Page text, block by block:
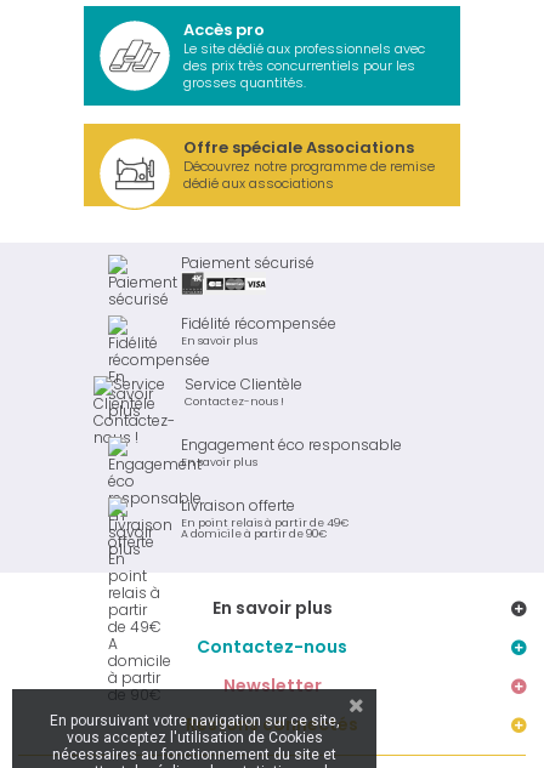
Accès pro
Le site dédié aux professionnels avec
des prix très concurrentiels pour les
grosses quantités.
Offre spéciale Associations
Découvrez notre programme de remise
dédié aux associations
Paiement sécurisé
Fidélité récompensée
En savoir plus
Service Clientèle
Contactez-nous !
Engagement éco responsable
En savoir plus
Livraison offerte
En point relais à partir de 49€
A domicile à partir de 90€
En savoir plus
Contactez-nous
Newsletter
Restons connectés
En poursuivant votre navigation sur ce site,
vous acceptez l'utilisation de Cookies
nécessaires au fonctionnement du site et